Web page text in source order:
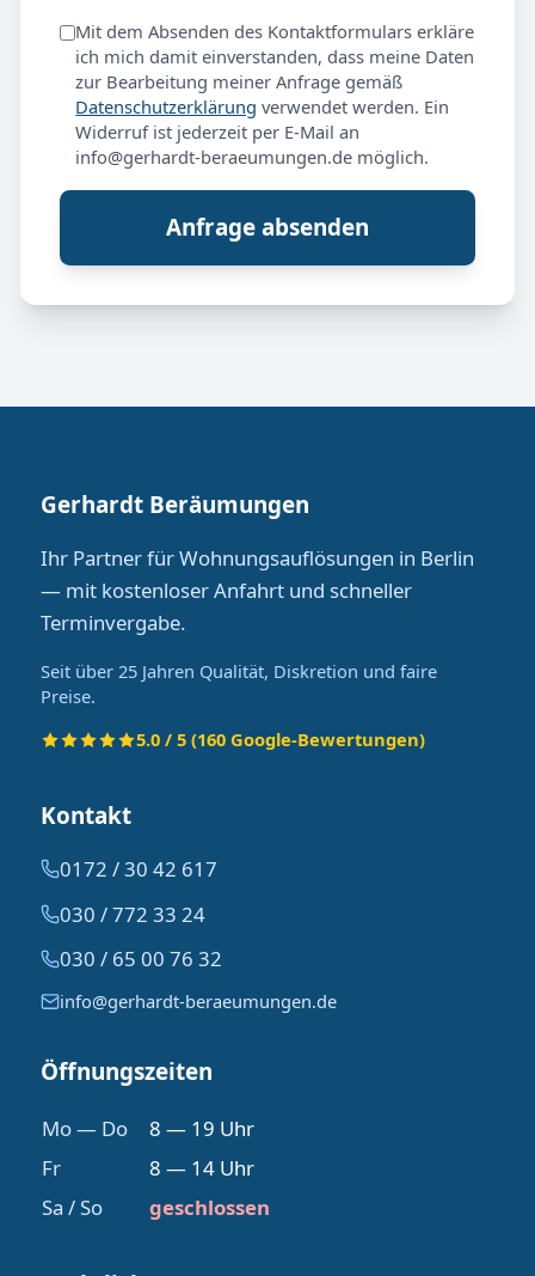
Mit dem Absenden des Kontaktformulars erkläre
ich mich damit einverstanden, dass meine Daten
zur Bearbeitung meiner Anfrage gemäß
Datenschutzerklärung verwendet werden. Ein
Widerruf ist jederzeit per E-Mail an
info@gerhardt-beraeumungen.de möglich.
Anfrage absenden
Gerhardt Beräumungen
Ihr Partner für Wohnungsauflösungen in Berlin
— mit kostenloser Anfahrt und schneller
Terminvergabe.
Seit über 25 Jahren Qualität, Diskretion und faire
Preise.
5.0 / 5 (160 Google-Bewertungen)
Kontakt
0172 / 30 42 617
030 / 772 33 24
030 / 65 00 76 32
info@gerhardt-beraeumungen.de
Öffnungszeiten
Mo — Do
8 — 19 Uhr
Fr
8 — 14 Uhr
Sa / So
geschlossen